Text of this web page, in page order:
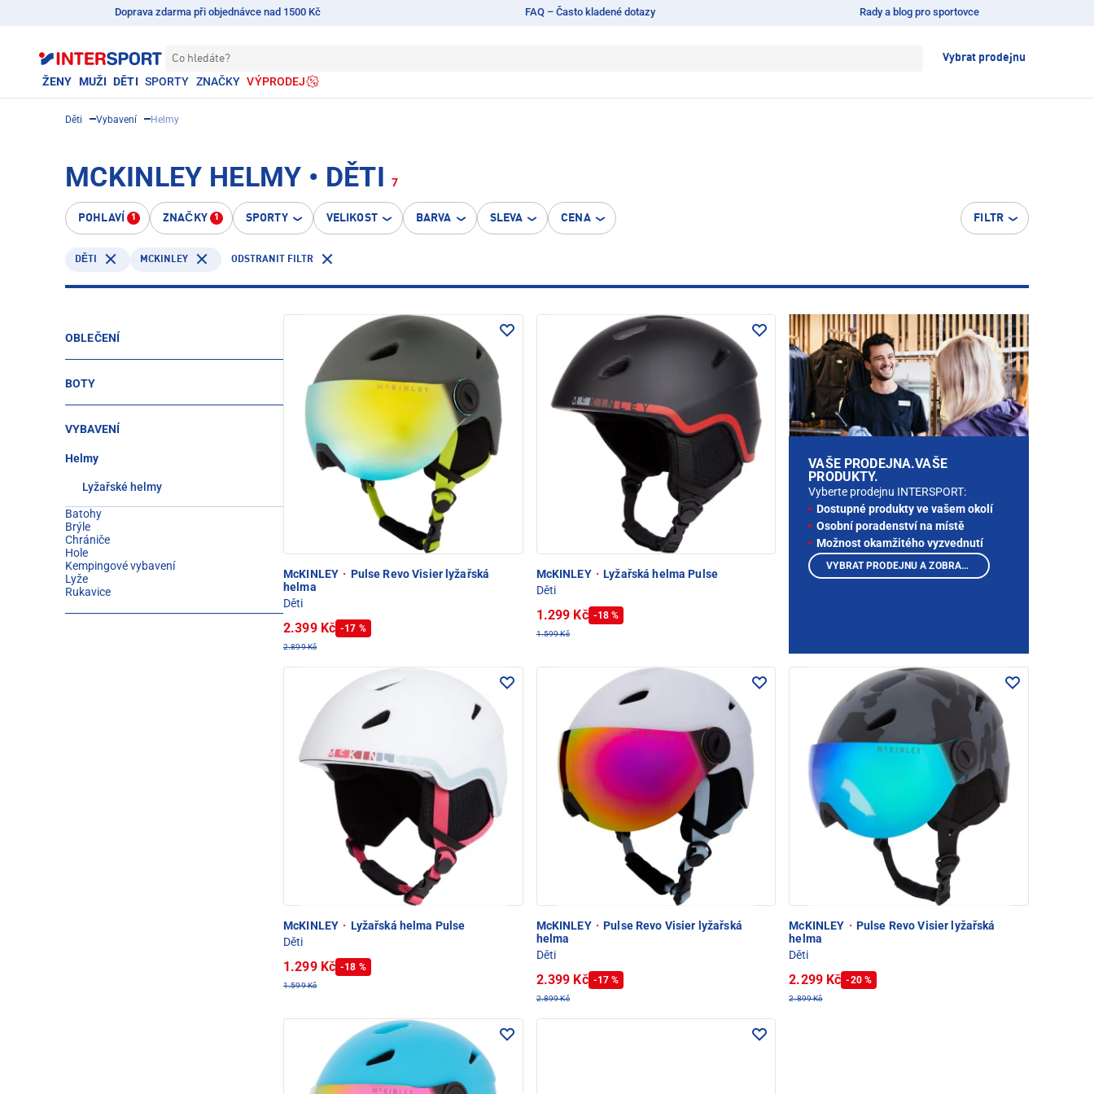
Doprava zdarma při objednávce nad 1500 Kč FAQ – Často kladené dotazy Rady a blog pro sportovce
Co hledáte? Vybrat prodejnu
ŽENY MUŽI DĚTI SPORTY ZNAČKY VÝPRODEJ
Děti Vybavení Helmy
MCKINLEY HELMY • DĚTI 7
POHLAVÍ 1 ZNAČKY 1 SPORTY VELIKOST BARVA SLEVA CENA FILTR
DĚTI MCKINLEY ODSTRANIT FILTR
OBLEČENÍ
BOTY
VYBAVENÍ
Helmy
Lyžařské helmy
Batohy
Brýle
Chrániče
Hole
Kempingové vybavení
Lyže
Rukavice
McKINLEY · Pulse Revo Visier lyžařská
helma
Děti
2.399 Kč -17 %
2.899 Kč
McKINLEY · Lyžařská helma Pulse
Děti
1.299 Kč -18 %
1.599 Kč
McKINLEY · Lyžařská helma Pulse
Děti
1.299 Kč -18 %
1.599 Kč
McKINLEY · Pulse Revo Visier lyžařská
helma
Děti
2.399 Kč -17 %
2.899 Kč
McKINLEY · Pulse Revo Visier lyžařská
helma
Děti
2.299 Kč -20 %
2.899 Kč
VAŠE PRODEJNA.VAŠE
PRODUKTY.
Vyberte prodejnu INTERSPORT:
Dostupné produkty ve vašem okolí
Osobní poradenství na místě
Možnost okamžitého vyzvednutí
VYBRAT PRODEJNU A ZOBRAZIT PRODUKTY